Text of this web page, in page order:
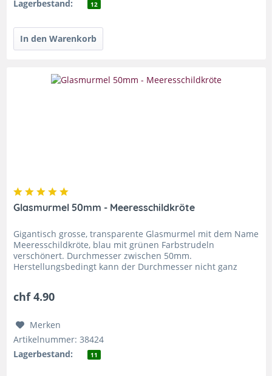
Lagerbestand: 12
Glasmurmel 50mm - Meeresschildkröte
Gigantisch grosse, transparente Glasmurmel mit dem Name
Meeresschildkröte, blau mit grünen Farbstrudeln
verschönert. Durchmesser zwischen 50mm.
Herstellungsbedingt kann der Durchmesser nicht ganz
chf 4.90
Merken
Artikelnummer: 38424
Lagerbestand:
11